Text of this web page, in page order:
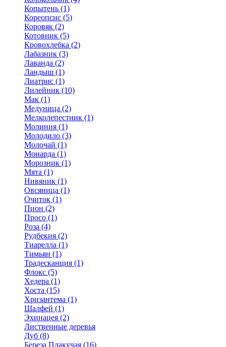
Копытень (1)
Кореопсис (5)
Коровяк (2)
Котовник (5)
Кровохлебка (2)
Лабазник (3)
Лаванда (2)
Ландыш (1)
Лиатрис (1)
Лилейник (10)
Мак (1)
Медуница (2)
Мелколепестник (1)
Молиния (1)
Молодило (3)
Молочай (1)
Монарда (1)
Морозник (1)
Мята (1)
Нивяник (1)
Овсяница (1)
Очиток (1)
Пион (2)
Просо (1)
Роза (4)
Рудбекия (2)
Тиарелла (1)
Тимьян (1)
Традесканция (1)
Флокс (5)
Хедера (1)
Хоста (15)
Хризантема (1)
Шалфей (1)
Эхинацея (2)
Лиственные деревья
Дуб (8)
Береза Плакучая (16)